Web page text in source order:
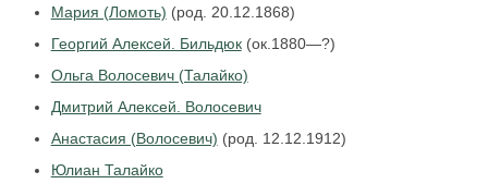
Мария (Ломоть) (род. 20.12.1868)
Георгий Алексей. Бильдюк(ок.1880—?)
Ольга Волосевич (Талайко)
Дмитрий Алексей. Волосевич
Анастасия (Волосевич) (род. 12.12.1912)
Юлиан Талайко